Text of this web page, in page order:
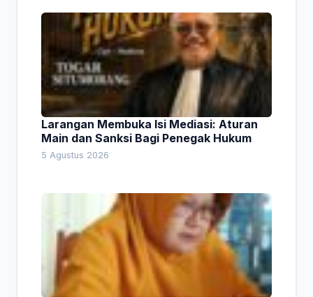
Larangan Membuka Isi Mediasi: Aturan
Main dan Sanksi Bagi Penegak Hukum
5 Agustus 2026